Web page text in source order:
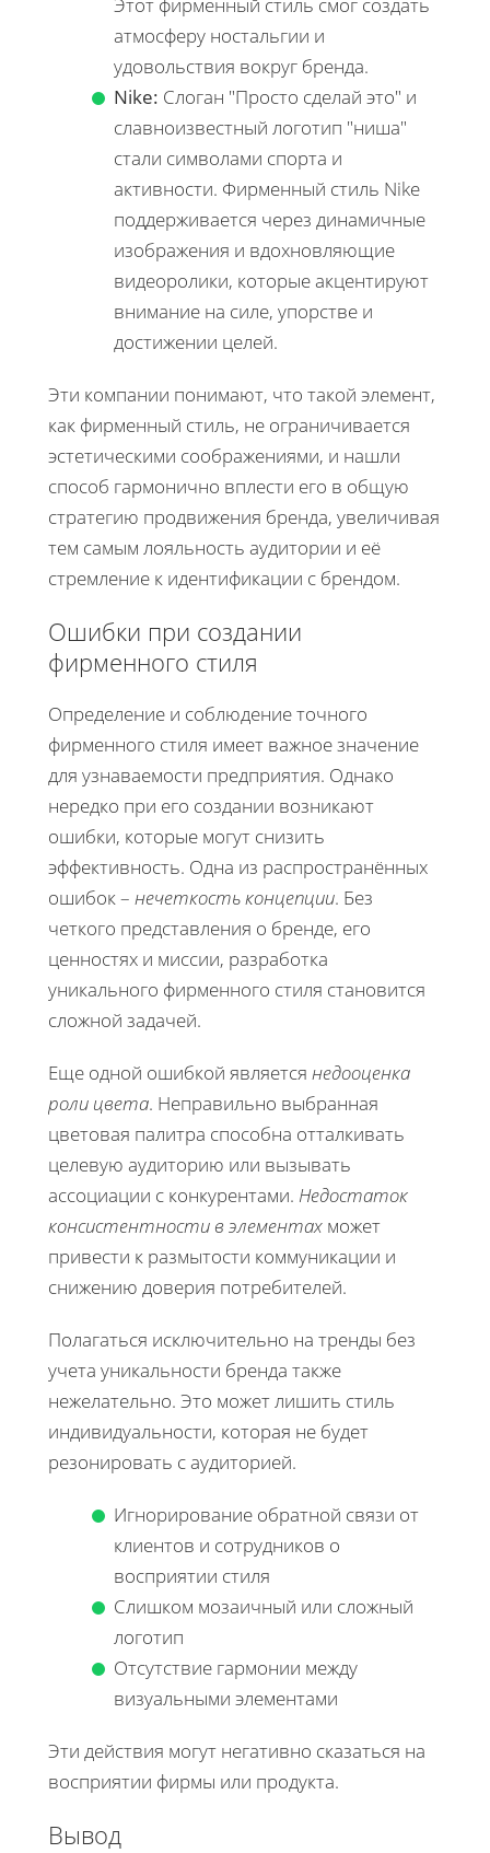
Этот фирменный стиль смог создать
атмосферу ностальгии и
удовольствия вокруг бренда.
Nike: Слоган "Просто сделай это" и
славноизвестный логотип "ниша"
стали символами спорта и
активности. Фирменный стиль Nike
поддерживается через динамичные
изображения и вдохновляющие
видеоролики, которые акцентируют
внимание на силе, упорстве и
достижении целей.
Эти компании понимают, что такой элемент,
как фирменный стиль, не ограничивается
эстетическими соображениями, и нашли
способ гармонично вплести его в общую
стратегию продвижения бренда, увеличивая
тем самым лояльность аудитории и её
стремление к идентификации с брендом.
Ошибки при создании
фирменного стиля
Определение и соблюдение точного
фирменного стиля имеет важное значение
для узнаваемости предприятия. Однако
нередко при его создании возникают
ошибки, которые могут снизить
эффективность. Одна из распространённых
ошибок – нечеткость концепции. Без
четкого представления о бренде, его
ценностях и миссии, разработка
уникального фирменного стиля становится
сложной задачей.
Еще одной ошибкой является недооценка
роли цвета. Неправильно выбранная
цветовая палитра способна отталкивать
целевую аудиторию или вызывать
ассоциации с конкурентами. Недостаток
консистентности в элементах может
привести к размытости коммуникации и
снижению доверия потребителей.
Полагаться исключительно на тренды без
учета уникальности бренда также
нежелательно. Это может лишить стиль
индивидуальности, которая не будет
резонировать с аудиторией.
Игнорирование обратной связи от
клиентов и сотрудников о
восприятии стиля
Слишком мозаичный или сложный
логотип
Отсутствие гармонии между
визуальными элементами
Эти действия могут негативно сказаться на
восприятии фирмы или продукта.
Вывод